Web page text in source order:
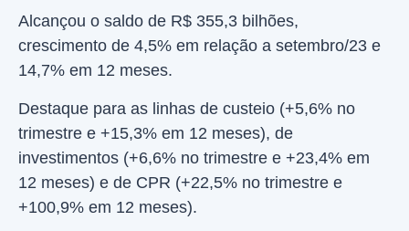
Alcançou o saldo de R$ 355,3 bilhões,
crescimento de 4,5% em relação a setembro/23 e
14,7% em 12 meses.
Destaque para as linhas de custeio (+5,6% no
trimestre e +15,3% em 12 meses), de
investimentos (+6,6% no trimestre e +23,4% em
12 meses) e de CPR (+22,5% no trimestre e
+100,9% em 12 meses).